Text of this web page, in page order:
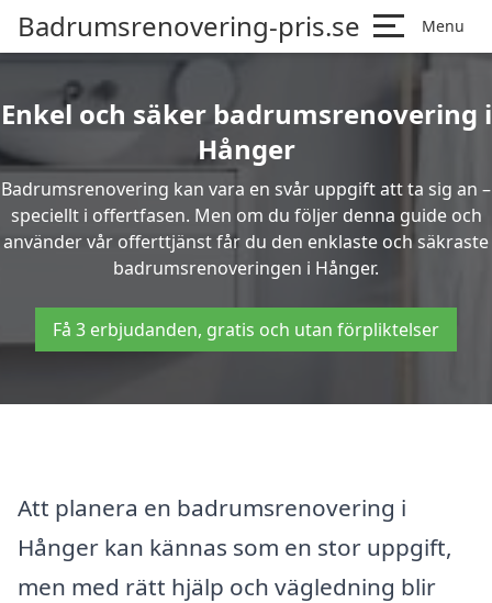
Badrumsrenovering-pris.se Menu
Enkel och säker badrumsrenovering i
Hånger
Badrumsrenovering kan vara en svår uppgift att ta sig an –
speciellt i offertfasen. Men om du följer denna guide och
använder vår offerttjänst får du den enklaste och säkraste
badrumsrenoveringen i Hånger.
Få 3 erbjudanden, gratis och utan förpliktelser
Att planera en badrumsrenovering i
Hånger kan kännas som en stor uppgift,
men med rätt hjälp och vägledning blir